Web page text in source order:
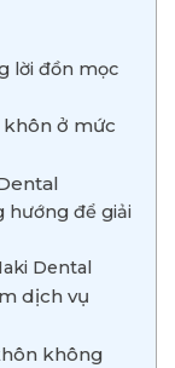
lời đồn mọc
khôn ở mức
hướng để giải
Dental
dịch vụ
không